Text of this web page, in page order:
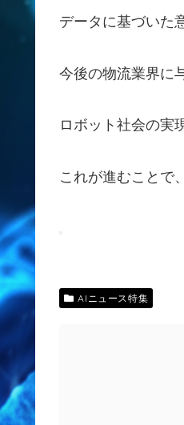
データに基づいた
今後の物流業界に
ロボット社会の実
これが進むことで
AIニュース特集